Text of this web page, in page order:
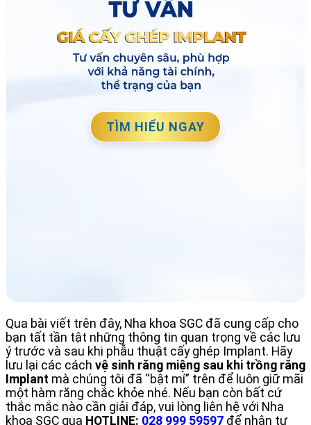
TÌM HIỂU NGAY
Qua bài viết trên đây, Nha khoa SGC đã cung cấp cho
bạn tất tần tật những thông tin quan trọng về các lưu
ý trước và sau khi phẫu thuật cấy ghép Implant. Hãy
lưu lại các cách vệ sinh răng miệng sau khi trồng răng
Implant mà chúng tôi đã “bật mí” trên để luôn giữ mãi
một hàm răng chắc khỏe nhé. Nếu bạn còn bất cứ
thắc mắc nào cần giải đáp, vui lòng liên hệ với Nha
khoa SGC qua HOTLINE: 028 999 59597 để nhận tư